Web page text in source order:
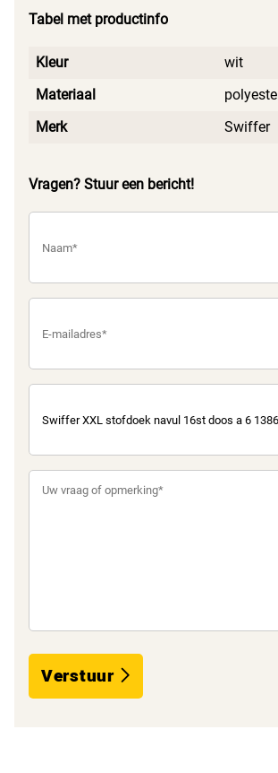
Tabel met productinfo
Kleur
wit
Materiaal
Merk
Swiffer
Vragen? Stuur een bericht!
Verstuur